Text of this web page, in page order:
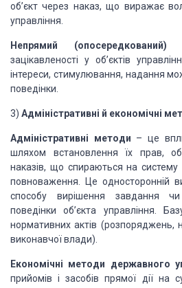
об’єкт через наказ, що виражає
управління.
Непрямий (опосередкований)
зацікавленості у об’єктів
інтереси, стимулювання, надання
поведінки.
3) Адміністративні й економічні
Адміністративні методи – це
шляхом встановлення їх прав,
наказів, що спираються на систему
повноваження. Це односторонній
способу вирішення завдання чи
поведінки об’єкта управління.
нормативних актів (розпоряджень,
виконавчої влади).
Економічні методи державного
прийомів і засобів прямої дії на